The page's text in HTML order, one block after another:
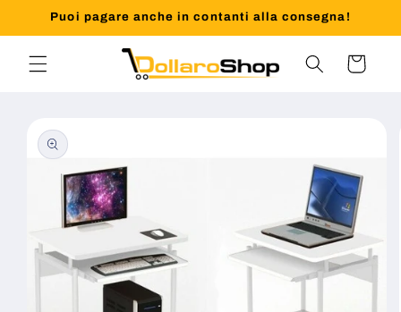
direttamente
ai contenuti
Puoi pagare anche in contanti alla consegna!
Carrello
informazioni
sul prodotto